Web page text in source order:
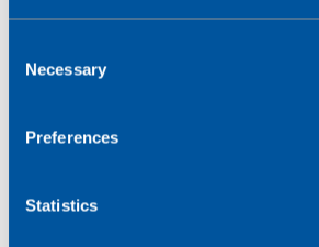
Necessary
Preferences
Statistics